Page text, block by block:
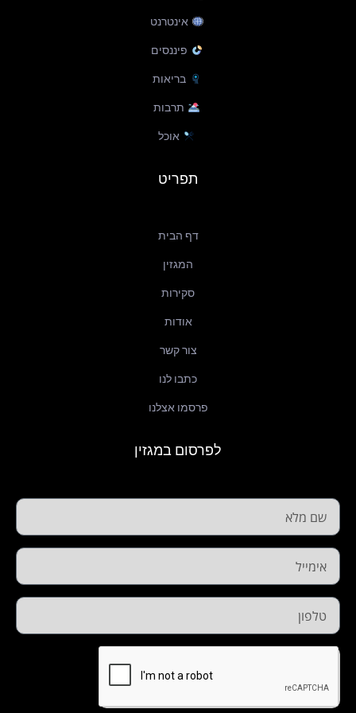
אינטרנט
פיננסים
בריאות
תרבות
אוכל
תפריט
דף הבית
המגזין
סקירות
אודות
צור קשר
כתבו לנו
פרסמו אצלנו
לפרסום במגזין